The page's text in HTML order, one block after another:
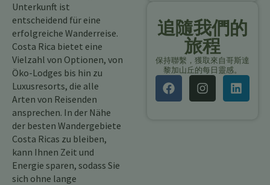
Unterkunft ist
entscheidend für eine
erfolgreiche Wanderreise.
Costa Rica bietet eine
Vielzahl von Optionen, von
Öko-Lodges bis hin zu
Luxusresorts, die alle
Arten von Reisenden
ansprechen. In der Nähe
der besten Wandergebiete
Costa Ricas zu bleiben,
kann Ihnen Zeit und
Energie sparen, sodass Sie
sich ohne lange
追隨我們的
旅程
保持聯繫，獲取來自哥斯達
黎加山丘的每日靈感。